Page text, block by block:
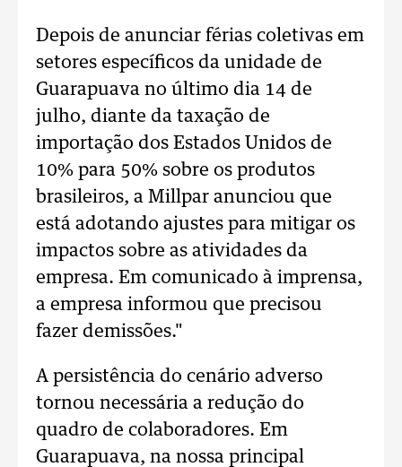
Depois de anunciar férias coletivas em
setores específicos da unidade de
Guarapuava no último dia 14 de
julho, diante da taxação de
importação dos Estados Unidos de
10% para 50% sobre os produtos
brasileiros, a Millpar anunciou que
está adotando ajustes para mitigar os
impactos sobre as atividades da
empresa. Em comunicado à imprensa,
a empresa informou que precisou
fazer demissões."
A persistência do cenário adverso
tornou necessária a redução do
quadro de colaboradores. Em
Guarapuava, na nossa principal